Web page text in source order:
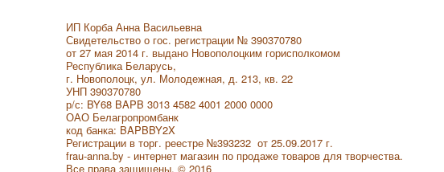
ИП Корба Анна Васильевна
Свидетельство о гос. регистрации № 390370780
от 27 мая 2014 г. выдано Новополоцким горисполкомом
Республика Беларусь,
г. Новополоцк, ул. Молодежная, д. 213, кв. 22
УНП 390370780
р/с: BY68 BAPB 3013 4582 4001 2000 0000
ОАО Белагропромбанк
код банка: BAPBBY2X
Регистрации в торг. реестре №393232 от 25.09.2017 г.
frau-anna.by - интернет магазин по продаже товаров для творчества.
Все права защищены. © 2016